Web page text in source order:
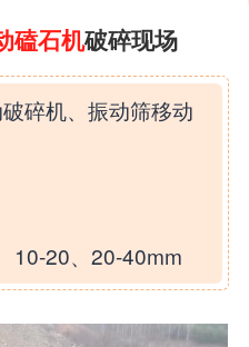
磕石机破碎现场
碎机、振动筛移动
10-20、20-40mm